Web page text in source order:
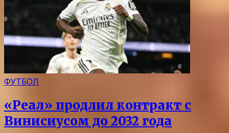
ФУТБОЛ
«Реал» продлил контракт с
Винисиусом до 2032 года